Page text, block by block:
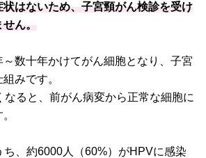
はないため、子宮頸がん検診を受け
ん。
数十年かけてがん細胞となり、子宮
みです。
なると、前がん病変から正常な細胞に
ち、約6000人（60%）がHPVに感染